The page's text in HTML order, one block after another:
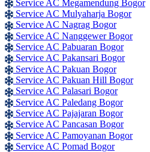
Service AC Megamendung Bogor
Service AC Mulyaharja Bogor
Service AC Nagrag Bogor
Service AC Nanggewer Bogor
Service AC Pabuaran Bogor
Service AC Pakansari Bogor
Service AC Pakuan Bogor
Service AC Pakuan Hill Bogor
Service AC Palasari Bogor
Service AC Paledang Bogor
Service AC Pajajaran Bogor
Service AC Pancasan Bogor
Service AC Pamoyanan Bogor
Service AC Pomad Bogor